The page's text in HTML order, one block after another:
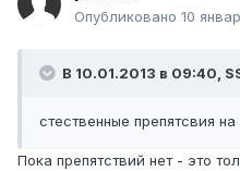
Опубликовано 10
В 10.01.2013 в 09:40,
стественные препятсвия
Пока препятствий нет - это